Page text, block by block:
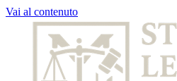
Vai al contenuto